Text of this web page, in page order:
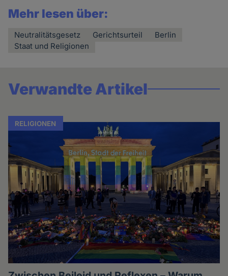
Mehr lesen über:
Neutralitätsgesetz Gerichtsurteil
Berlin
Staat und Religionen
Verwandte Artikel
RELIGIONEN